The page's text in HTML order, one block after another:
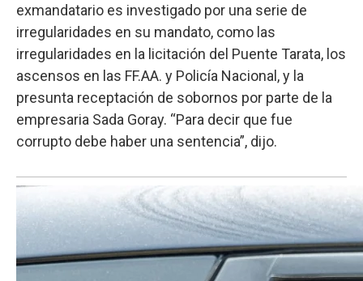
exmandatario es investigado por una serie de
irregularidades en su mandato, como las
irregularidades en la licitación del Puente Tarata, los
ascensos en las FF.AA. y Policía Nacional, y la
presunta receptación de sobornos por parte de la
empresaria Sada Goray. “Para decir que fue
corrupto debe haber una sentencia”, dijo.